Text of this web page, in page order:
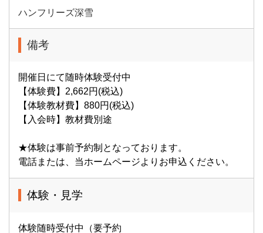
ハンフリーズ深雪
備考
開催日にて随時体験受付中
【体験費】2,662円(税込)
【体験教材費】880円(税込)
【入会時】教材費別途
★体験は事前予約制となっております。
電話または、当ホームページよりお申込ください。
体験・見学
体験随時受付中（要予約